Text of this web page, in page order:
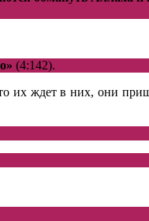
(4:142).
их ждет в них, они